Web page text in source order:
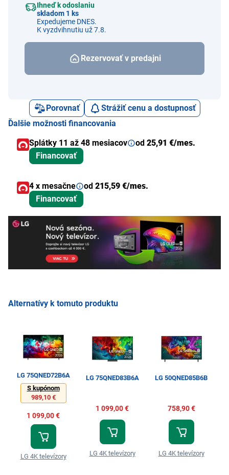
Ihneď k odoslaniu
skladom 1 ks
Expedujeme DNES.
K vyzdvihnutiu už 7.8.
Rezervovať v predajni
Porovnať
Strážiť cenu a dostupnosť
Ďalšie možnosti financovania
Splátky 11 až 48 mesiacov
od 25,91 €/mes.
Financovať
4 x mesačne od 215,59 €/mes.
Financovať
Alternatívy k tomuto produktu
LG 75QNED72B6A
S kupónom
989,10 €
1 099,00 €
LG 4K televízory
LG 75QNED83B6A
1 099,00 €
LG 4K televízory
LG 50QNED85B6B
758,90 €
LG 4K televízory